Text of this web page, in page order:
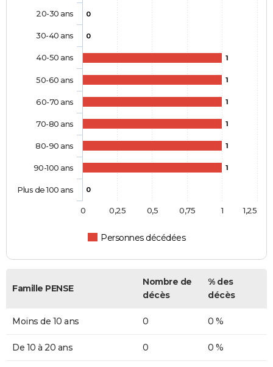
0
0
1
1
1
1
1
1
0
Personnes décédées
20-30 ans
30-40 ans
40-50 ans
50-60 ans
60-70 ans
70-80 ans
80-90 ans
90-100 ans
Plus de 100 ans
0 1
0,25 0,5 0,75 1,25
Famille PENSE
Nombre de
décès
% des
décès
Moins de 10 ans 0 0 %
De 10 à 20 ans 0 0 %